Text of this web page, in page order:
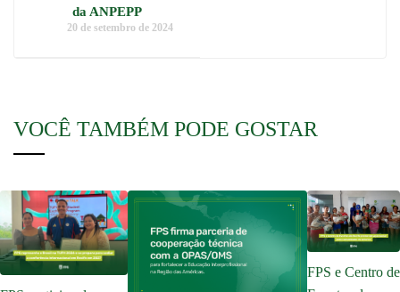
da ANPEPP
20 de setembro de 2024
VOCÊ TAMBÉM PODE GOSTAR
FPS e Centro de